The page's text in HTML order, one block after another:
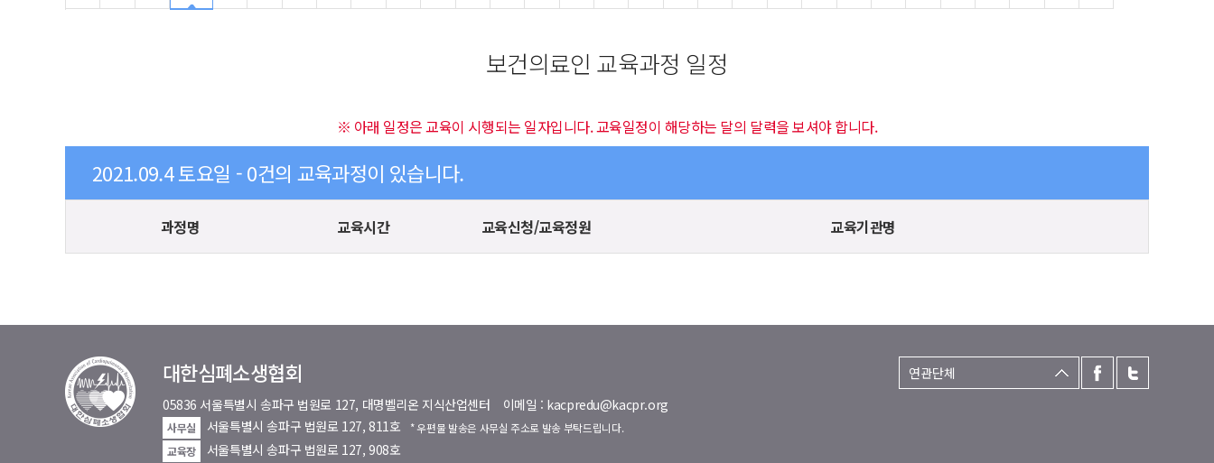
보건의료인 교육과정 일정
※ 아래 일정은 교육이 시행되는 일자입니다. 교육일정이 해당하는 달의 달력을 보셔야 합니다.
2021.09.4 토요일 - 0건의 교육과정이 있습니다.
과정명 교육시간 교육신청/교육정원 교육기관명
대한심폐소생협회
05836 서울특별시 송파구 법원로 127, 대명벨리온 지식산업센터 이메일 : kacpredu@kacpr.org
사무실 서울특별시 송파구 법원로 127, 811호
* 우편물 발송은 사무실 주소로 발송 부탁드립니다.
교육장
서울특별시 송파구 법원로 127, 908호